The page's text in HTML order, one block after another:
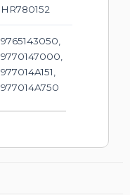
HR780152
9765143050,
9770147000,
977014A151,
977014A750